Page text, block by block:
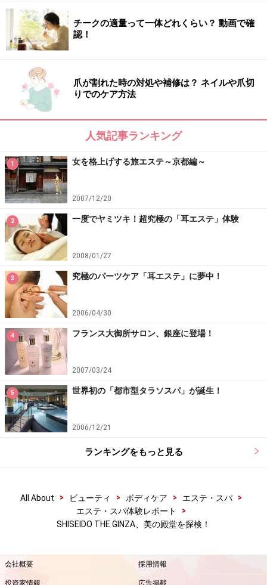
ライティングや背景色などもイメージに合わせていろいろ提
案してくれました！
隣接の「資生堂フォトスタジオ」でプロのカメラマンに
撮影を依頼するのも楽しいです！ 美女をより美しく見
せることで定評のある資生堂のヘア＆メーキャップと撮
影技術の相乗効果で、誰もが理想の美人顔に。
オプションでデータそのものの購入も可能なので記念日
の撮影やフェースブックやブログのプロフ画像などいろ
んな活用ができてとっても便利ですよ！
次ページでは、よりパーソナル仕様の美容空間を紹介し
ます。
※記事内容は執筆時点のものです。最新の内容をご確認くださ
い。
※個人の体質、また、誤った方法による実践に起因して肌荒れや
不調を引き起こす場合があります。実践の際には、必ず自身の体
質及び健康状態を十分に考慮し、正しい方法で行ってください。
また、全ての方への有効性を保証するものではありません。
1/2 次のページへ
チークの適量って一体どれくらい？ 動画で確
認！
爪が割れた時の対処や補修は？ ネイルや爪切
りでのケア方法
人気記事ランキング
1 女を格上げする旅エステ～京都編～
2007/12/20
2 一度でヤミツキ！超究極の「耳エステ」体験
2008/01/27
3 究極のパーツケア「耳エステ」に夢中！
2006/04/30
4 フランス大御所サロン、銀座に登場！
2007/03/24
5 世界初の「都市型タラソスパ」が誕生！
2006/12/21
ランキングをもっと見る
All About > ビューティ > ボディケア > エステ・スパ
>
エステ・スパ体験レポート
>
SHISEIDO THE GINZA、美の殿堂を探検！
会社概要 採用情報